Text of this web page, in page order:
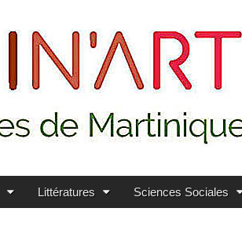
Littératures Sciences Sociales